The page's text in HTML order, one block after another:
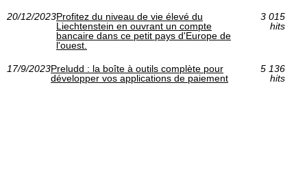
20/12/2023Profitez du niveau de vie élevé du
Liechtenstein en ouvrant un compte
bancaire dans ce petit pays d'Europe de
l'ouest.
3 015
hits
17/9/2023Preludd : la boîte à outils complète pour
développer vos applications de paiement
5 136
hits